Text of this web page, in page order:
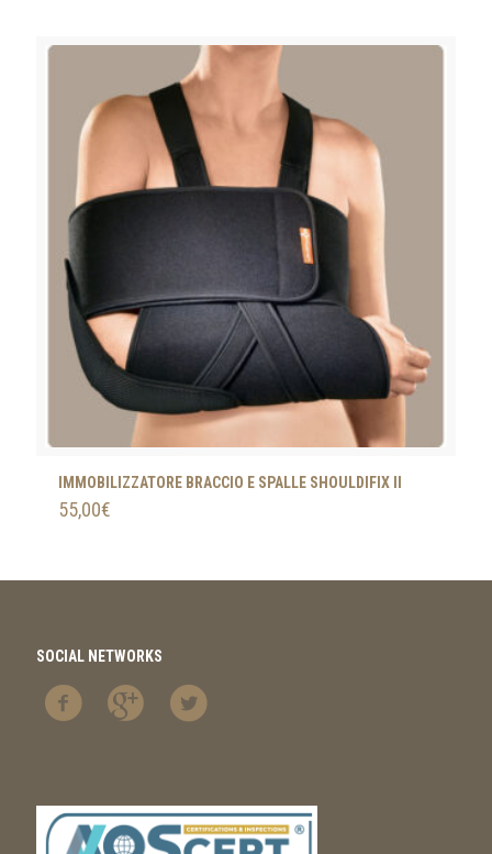
IMMOBILIZZATORE BRACCIO E SPALLE SHOULDIFIX II
55,00€
SOCIAL NETWORKS